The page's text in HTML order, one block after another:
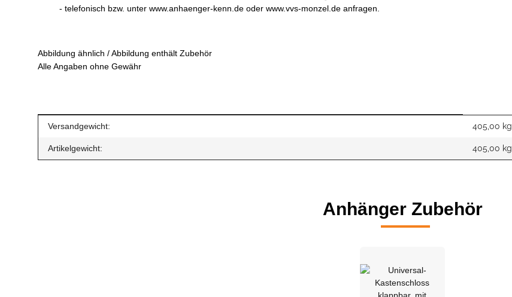
- telefonisch bzw. unter www.anhaenger-kenn.de oder www.vvs-monzel.de anfragen.
Abbildung ähnlich / Abbildung enthält Zubehör
Alle Angaben ohne Gewähr
Produkteigenschaft
Wert
Versandgewicht: 405,00 kg
Artikelgewicht: 405,00 kg
Anhänger Zubehör